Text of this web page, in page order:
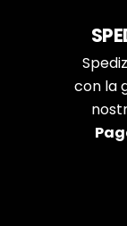
con la